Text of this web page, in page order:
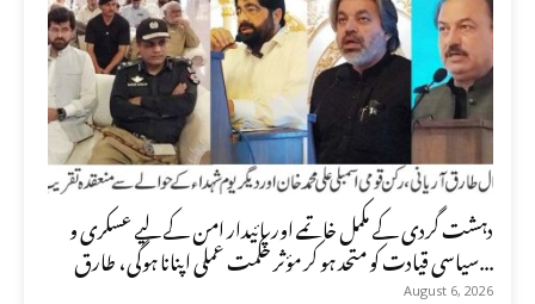
دہشت گردی کے مکمل خاتمے اور پائیدار امن کے لیے عسکری و
سیاسی قیادت کو متحد ہو کر مؤثر حکمت عملی اپنانا ہوگی، طارق...
August 6, 2026